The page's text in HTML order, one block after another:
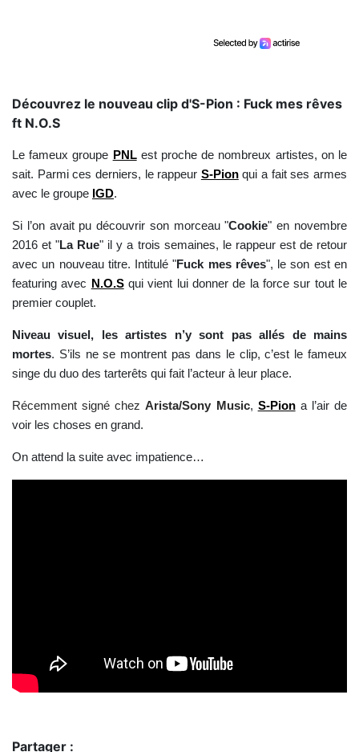
Découvrez le nouveau clip d'S-Pion : Fuck mes rêves
ft N.O.S
Le fameux groupe PNLest proche de nombreux artistes, on le
sait. Parmi ces derniers, le rappeur S-Pionqui a fait ses armes
avec le groupe IGD.
Si l’on avait pu découvrir son morceau "Cookie" en novembre
2016 et "La Rue" il y a trois semaines, le rappeur est de retour
avec un nouveau titre. Intitulé "Fuck mes rêves", le son est en
featuring avec N.O.Squi vient lui donner de la force sur tout le
premier couplet.
Niveau visuel, les artistes n’y sont pas allés de mains
mortes. S’ils ne se montrent pas dans le clip, c’est le fameux
singe du duo des tarterêts qui fait l’acteur à leur place.
Récemment signé chezArista/Sony Music, S-Piona l’air de
voir les choses en grand.
On attend la suite avec impatience…
Partager :